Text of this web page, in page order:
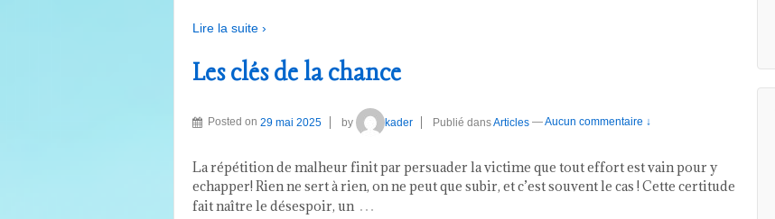
Lire la suite ›
Les clés de la chance
Posted on 29 mai 2025 by kader Publié dansArticles —Aucun commentaire ↓
La répétition de malheur finit par persuader la victime que tout effort est vain pour y
echapper! Rien ne sert à rien, on ne peut que subir, et c’est souvent le cas ! Cette certitude
fait naître le désespoir, un …